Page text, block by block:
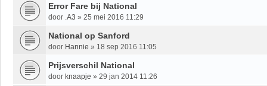
Error Fare bij National
door .A3 » 25 mei 2016 11:29
National op Sanford
door Hannie » 18 sep 2016 11:05
Prijsverschil National
door knaapje » 29 jan 2014 11:26